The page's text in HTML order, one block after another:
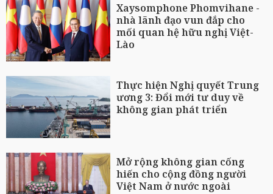
Xaysomphone Phomvihane -
nhà lãnh đạo vun đắp cho
mối quan hệ hữu nghị Việt-
Lào
Thực hiện Nghị quyết Trung
ương 3: Đổi mới tư duy về
không gian phát triển
Mở rộng không gian cống
hiến cho cộng đồng người
Việt Nam ở nước ngoài